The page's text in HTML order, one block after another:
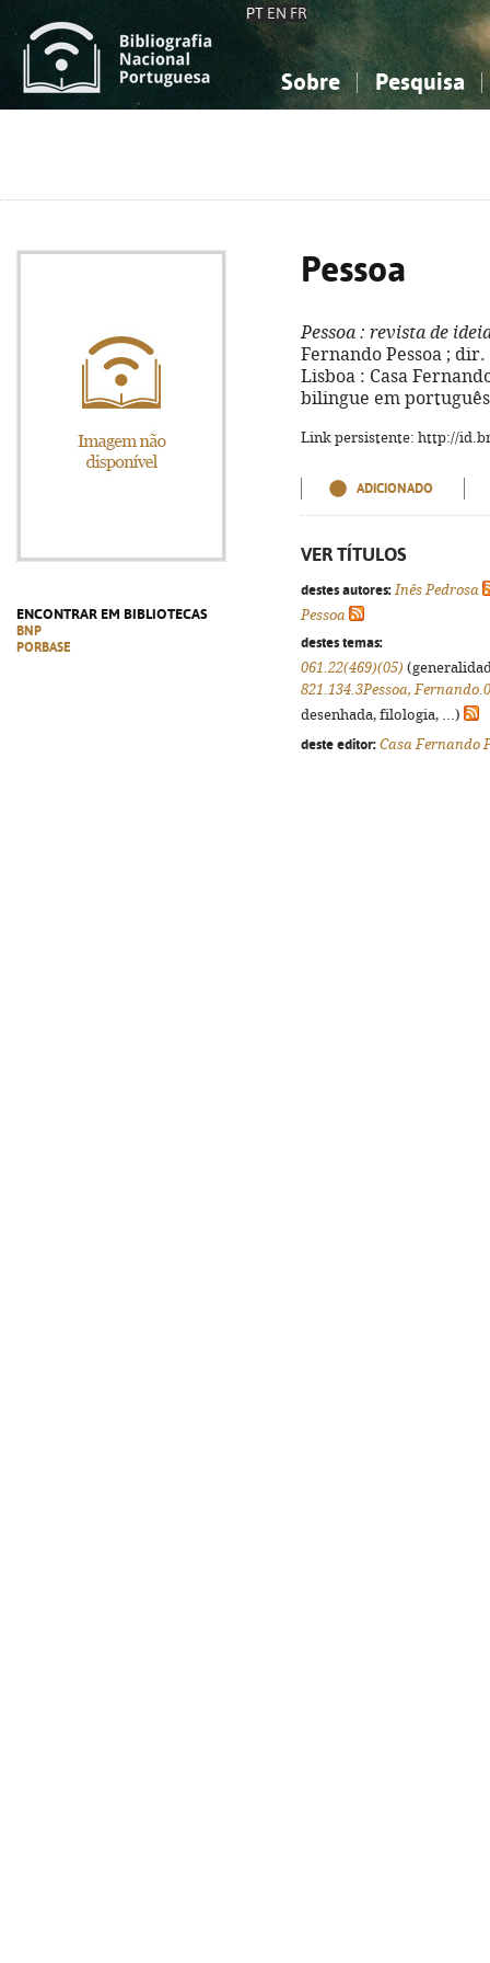
PT EN FR
Sobre Pesquisa
ENCONTRAR EM BIBLIOTECAS
BNP
PORBASE
Pessoa
Pessoa : revista de
Fernando Pessoa ; dir.
Lisboa : Casa
bilingue em
Link persistente: http://
ADICIONADO
VER TÍTULOS
destes autores: Inês Pedrosa
Pessoa
destes temas:
061.22(469)(05)
821.134.3Pessoa,
desenhada, filologia, ...)
deste editor: Casa Fernando